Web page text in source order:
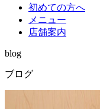
初めての方へ
メニュー
店舗案内
blog
ブログ